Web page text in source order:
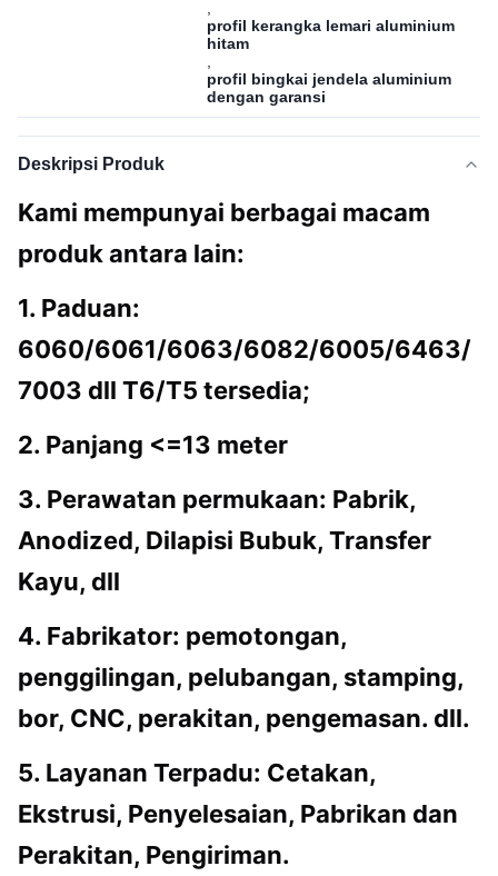
profil kerangka lemari aluminium
hitam
profil bingkai jendela aluminium
dengan garansi
Deskripsi Produk
Kami mempunyai berbagai macam
produk antara lain:
1. Paduan:
6060/6061/6063/6082/6005/6463/
7003 dll T6/T5 tersedia;
2. Panjang <=13 meter
3. Perawatan permukaan: Pabrik,
Anodized, Dilapisi Bubuk, Transfer
Kayu, dll
4. Fabrikator: pemotongan,
penggilingan, pelubangan, stamping,
bor, CNC, perakitan, pengemasan. dll.
5. Layanan Terpadu: Cetakan,
Ekstrusi, Penyelesaian, Pabrikan dan
Perakitan, Pengiriman.